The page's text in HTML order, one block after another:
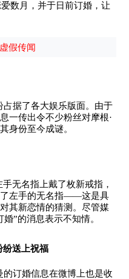
数月，并于日前订婚，让
假传闻
占据了各大娱乐版面。由于
一传出令不少粉丝对摩根·
身份至今成谜。
无名指上戴了枚新戒指，
了左手的无名指——这是具
其新恋情的猜测。尽管媒
”的消息表示不知情。
纷送上祝福
的订婚信息在微博上也是收